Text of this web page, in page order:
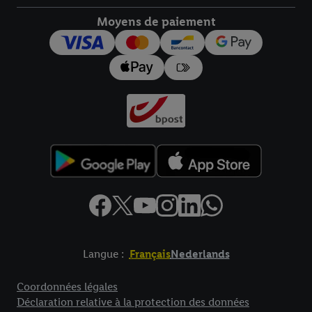
Moyens de paiement
Langue : FrançaisNederlands
Coordonnées légales
Déclaration relative à la protection des données
pour l’avenir dans notredéclaration relative à la protection des
données.Vous trouverez les impressions ici.